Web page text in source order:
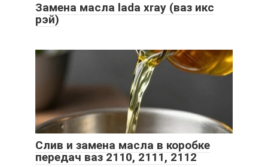
Замена масла lada xray (ваз икс
рэй)
Слив и замена масла в коробке
передач ваз 2110, 2111, 2112